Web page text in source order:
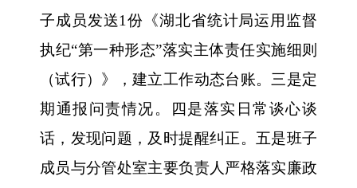
子成员发送1份《湖北省统计局运用监督
执纪“第一种形态”落实主体责任实施细则
（试行）》，建立工作动态台账。三是定
期通报问责情况。四是落实日常谈心谈
话，发现问题，及时提醒纠正。五是班子
成员与分管处室主要负责人严格落实廉政